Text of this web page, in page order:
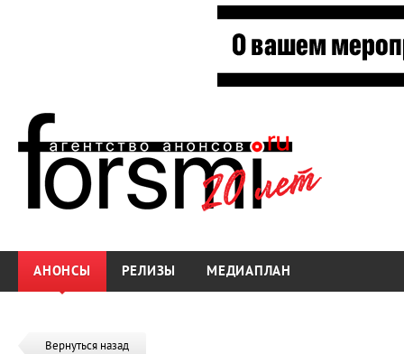
АНОНСЫ РЕЛИЗЫ МЕДИАПЛАН
Вернуться назад